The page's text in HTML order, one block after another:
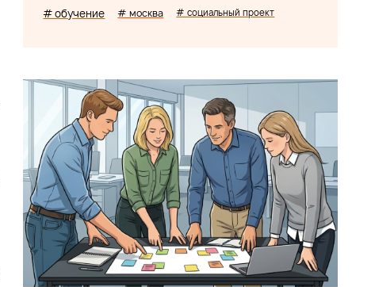
# обучение # москва # социальный проект